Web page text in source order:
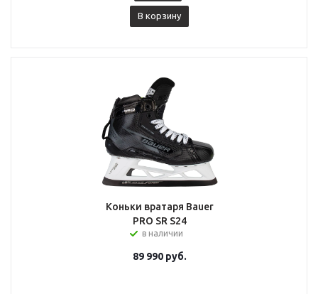
В корзину
Коньки вратаря Bauer
PRO SR S24
в наличии
89 990руб.